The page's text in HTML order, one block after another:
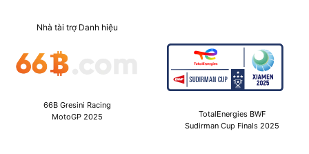
Nhà tài trợ Danh hiệu
66B Gresini Racing
MotoGP 2025
TotalEnergies BWF
Sudirman Cup Finals 2025